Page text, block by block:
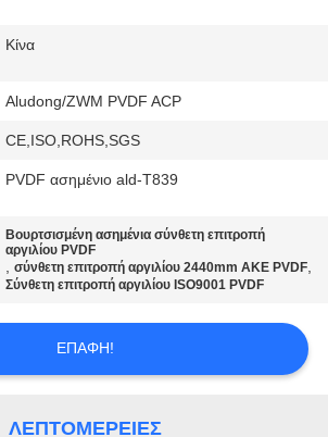
Κίνα
Aludong/ZWM PVDF ACP
CE,ISO,ROHS,SGS
PVDF ασημένιο ald-T839
Βουρτσισμένη ασημένια σύνθετη επιτροπή
αργιλίου PVDF
,σύνθετη επιτροπή αργιλίου 2440mm ΑΚΕ PVDF,
Σύνθετη επιτροπή αργιλίου ISO9001 PVDF
ΕΠΑΦΉ!
ΛΕΠΤΟΜΈΡΕΙΕΣ